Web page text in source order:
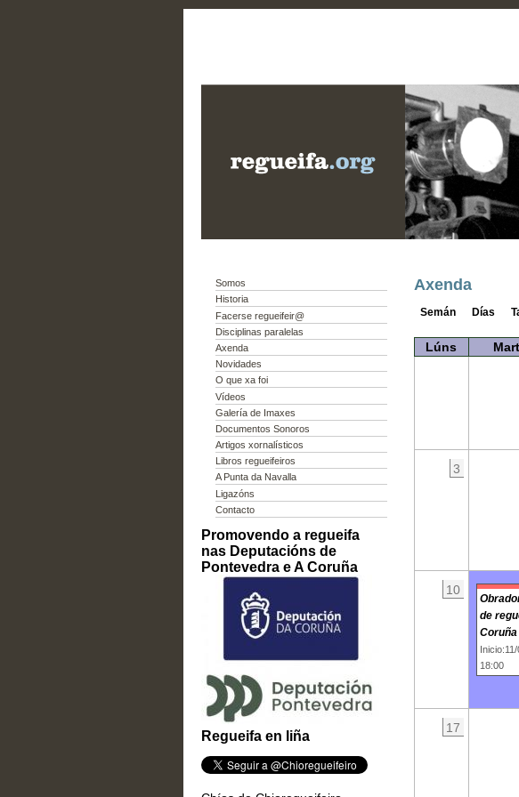
Somos
Historia
Facerse regueifeir@
Disciplinas paralelas
Axenda
Novidades
O que xa foi
Vídeos
Galería de Imaxes
Documentos Sonoros
Artigos xornalísticos
Libros regueifeiros
A Punta da Navalla
Ligazóns
Contacto
Promovendo a regueifa
nas Deputacións de
Pontevedra e A Coruña
Regueifa en liña
Axenda
Semán Días
Lúns
3
10
de
Coruña
18:00
17